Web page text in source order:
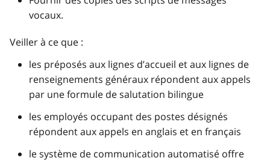
vocaux.
Veiller à ce que :
les préposés aux lignes d’accueil et aux lignes de
renseignements généraux répondent aux appels
par une formule de salutation bilingue
les employés occupant des postes désignés
répondent aux appels en anglais et en français
le système de communication automatisé offre